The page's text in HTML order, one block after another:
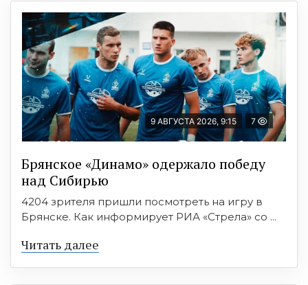
9 АВГУСТА 2026, 9:15 7
Брянское «Динамо» одержало победу
над Сибирью
4204 зрителя пришли посмотреть на игру в
Брянске. Как информирует РИА «Стрела» со ...
Читать далее